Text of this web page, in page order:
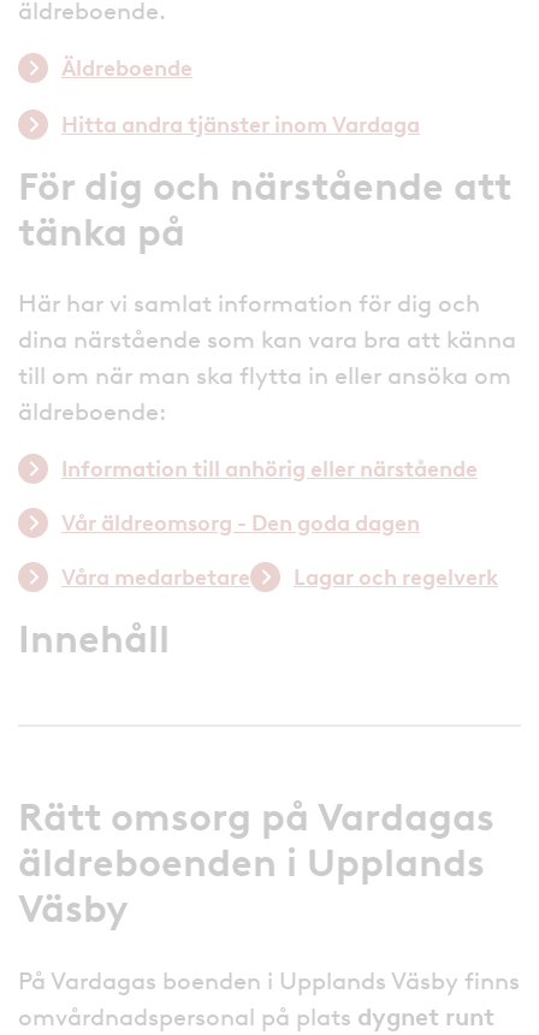
äldreboende.
Äldreboende
Hitta andra tjänster inom Vardaga
För dig och närstående att
tänka på
Här har vi samlat information för dig och
dina närstående som kan vara bra att känna
till om när man ska flytta in eller ansöka om
äldreboende:
Information till anhörig eller närstående
Vår äldreomsorg - Den goda dagen
Våra medarbetare Lagar och regelverk
Innehåll
Rätt omsorg på Vardagas
äldreboenden i Upplands
Väsby
På Vardagas boenden i Upplands Väsby finns
omvårdnadspersonal på plats dygnet runt